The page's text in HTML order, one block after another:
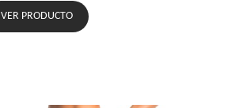
VER PRODUCTO